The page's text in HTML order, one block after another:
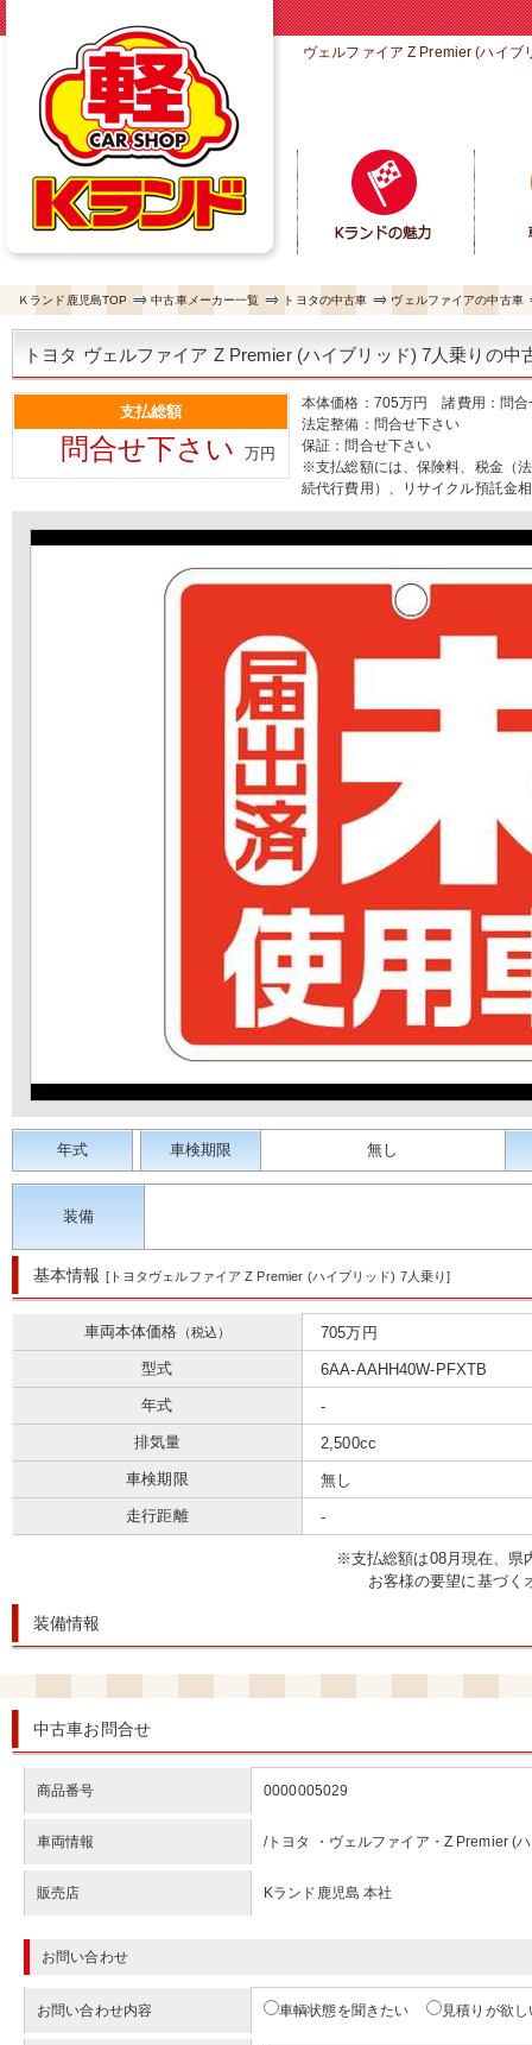
ヴェルファイア Z Premier (ハイブ
Ｋランド鹿児島TOP 中古車メーカー一覧 トヨタの中古車 ヴェルファイアの中古車
トヨタ ヴェルファイア Z Premier (ハイブリッド) 7人乗りの中
支払総額
問合せ下さい 万円
本体価格：705万円 諸費用：問合
法定整備：問合せ下さい
保証：問合せ下さい
※支払総額には、保険料、税金（
続代行費用）、リサイクル預託金
年式 車検期限 無し
装備
基本情報 [トヨタヴェルファイア Z Premier (ハイブリッド) 7人乗り]
車両本体価格 （税込）
705万円
型式
6AA-AAHH40W-PFXTB
年式
-
排気量
2,500cc
車検期限
無し
走行距離
-
※⽀払総額は08⽉現在、県
お客様の要望に基づく
装備情報
中古車お問合せ
商品番号 0000005029
車両情報 /トヨタ ・ヴェルファイア・Z Premier (
販売店 Kランド鹿児島 本社
お問い合わせ
お問い合わせ内容 車輌状態を聞きたい 見積りが欲し